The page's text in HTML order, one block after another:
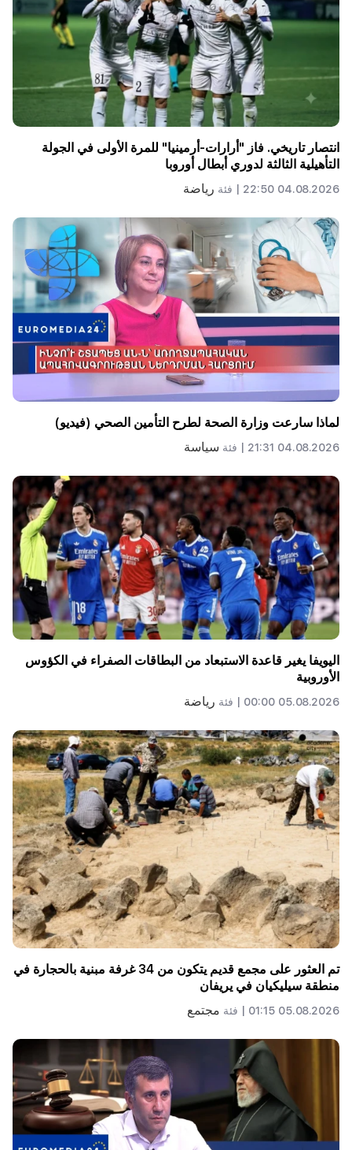
انتصار تاريخي. فاز "أرارات-أرمينيا" للمرة الأولى في الجولة
التأهيلية الثالثة لدوري أبطال أوروبا
04.08.2026 22:50 | فئة رياضة
لماذا سارعت وزارة الصحة لطرح التأمين الصحي (فيديو)
04.08.2026 21:31 | فئة سياسة
اليويفا يغير قاعدة الاستبعاد من البطاقات الصفراء في الكؤوس
الأوروبية
05.08.2026 00:00 | فئة رياضة
تم العثور على مجمع قديم يتكون من 34 غرفة مبنية بالحجارة في
منطقة سيليكيان في يريفان
05.08.2026 01:15 | فئة مجتمع